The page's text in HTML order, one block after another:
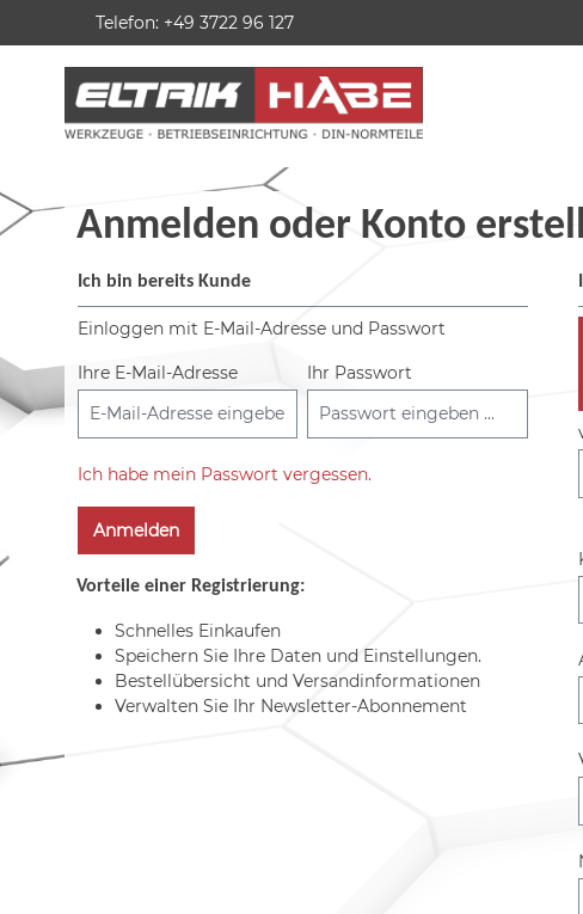
Zur Hauptnavigation springen
Telefon: +49 3722 96 127
Anmelden oder Konto
Ich bin bereits Kunde
Einloggen mit E-Mail-Adresse und Passwort
Ihre E-Mail-Adresse Ihr Passwort
Ich habe mein Passwort vergessen.
Anmelden
Vorteile einer Registrierung:
Schnelles Einkaufen
Speichern Sie Ihre Daten und Einstellungen.
Bestellübersicht und Versandinformationen
Verwalten Sie Ihr Newsletter-Abonnement